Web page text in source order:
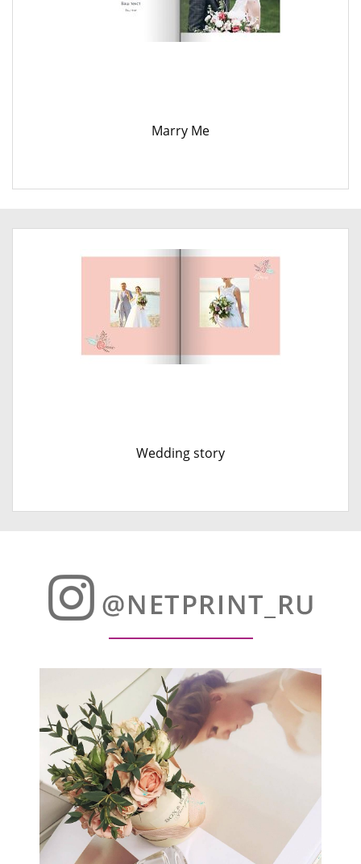
Marry Me
Wedding story